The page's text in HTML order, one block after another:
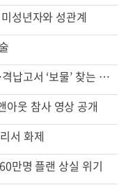
성년자와 성관계
74m짜리 보잉777, 화물기 변신…격납고서 ‘보물’ 찾는 인천공항
웃 참사 영상 공개
서 화제
만명 플랜 상실 위기